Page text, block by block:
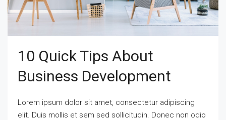
10 Quick Tips About
Business Development
Lorem ipsum dolor sit amet, consectetur adipiscing
elit. Duis mollis et sem sed sollicitudin. Donec non odio